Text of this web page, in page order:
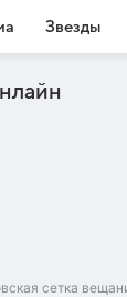
Звезды
сетка